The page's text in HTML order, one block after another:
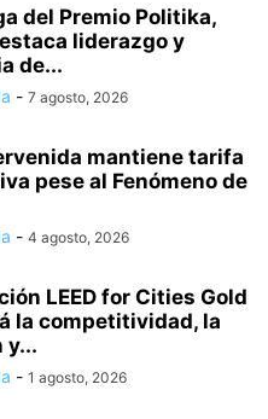
del Premio Politika,
liderazgo y
de...
- 7 agosto, 2026
mantiene tarifa
pese al Fenómeno de
- 4 agosto, 2026
LEED for Cities Gold
la competitividad, la
y...
- 1 agosto, 2026